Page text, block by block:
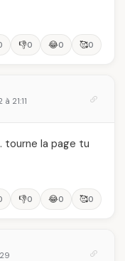
👎0 😂0 🥰0
à 21:11
tourne la page tu
👎0 😂0 🥰0